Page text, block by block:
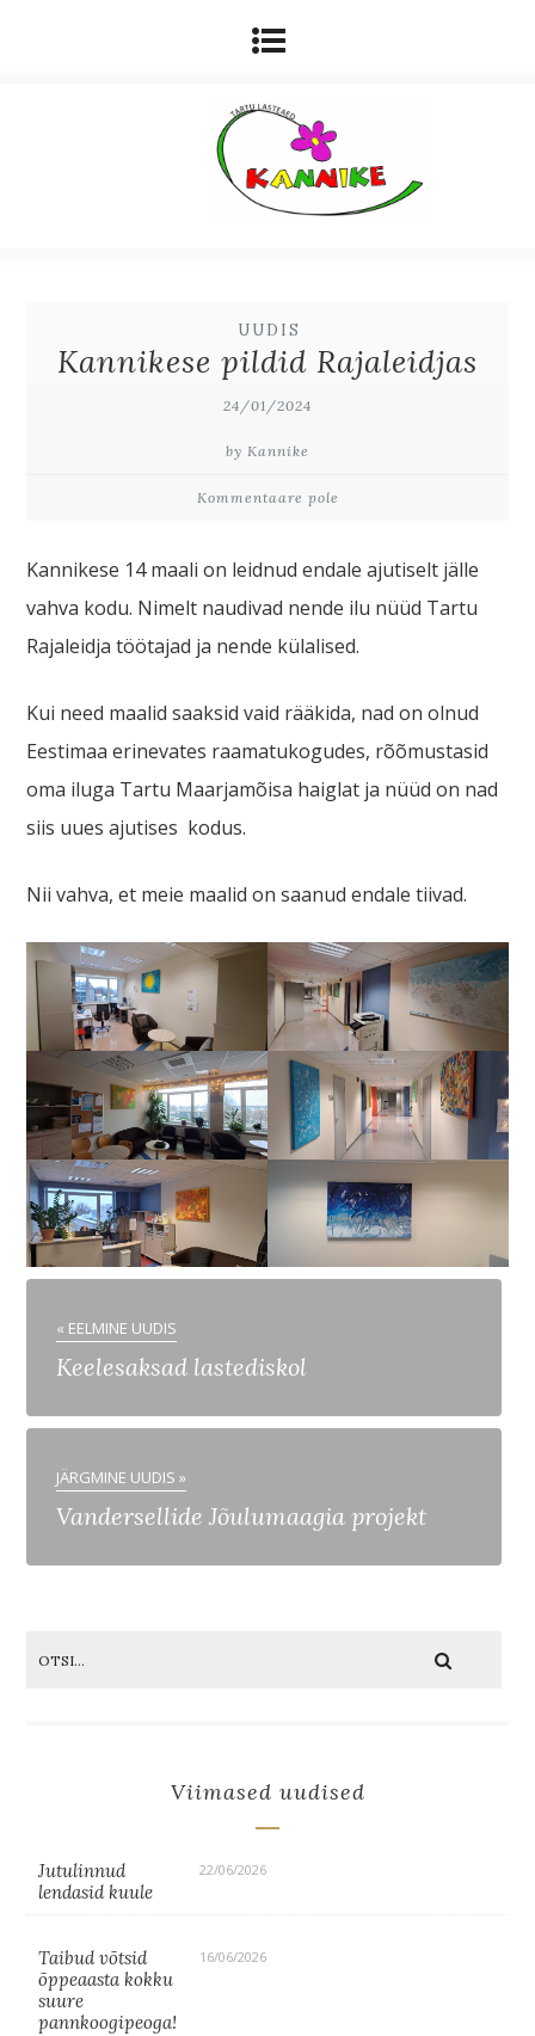
UUDIS
Kannikese pildid Rajaleidjas
24/01/2024
by Kannike
Kommentaare pole
Kannikese 14 maali on leidnud endale ajutiselt jälle
vahva kodu. Nimelt naudivad nende ilu nüüd Tartu
Rajaleidja töötajad ja nende külalised.
Kui need maalid saaksid vaid rääkida, nad on olnud
Eestimaa erinevates raamatukogudes, rõõmustasid
oma iluga Tartu Maarjamõisa haiglat ja nüüd on nad
siis uues ajutises kodus.
Nii vahva, et meie maalid on saanud endale tiivad.
« EELMINE UUDIS
Keelesaksad lastediskol
JÄRGMINE UUDIS »
Vandersellide Jõulumaagia projekt
Viimased uudised
Jutulinnud
lendasid kuule
22/06/2026
Taibud võtsid
õppeaasta kokku
suure
pannkoogipeoga!
16/06/2026